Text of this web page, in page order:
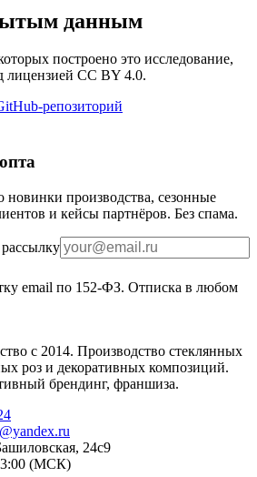
данным
построено это исследование,
CC BY 4.0.
репозиторий
новинки производства, сезонные
и кейсы партнёров. Без спама.
email по 152-ФЗ. Отписка в любом
с 2014. Производство стеклянных
роз и декоративных композиций.
брендинг, франшиза.
24с9
(МСК)